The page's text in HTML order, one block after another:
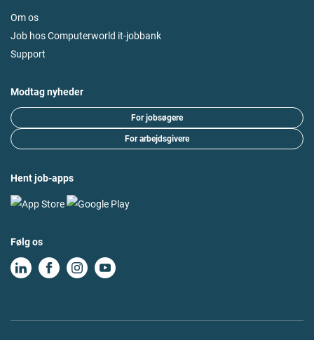
Om os
Job hos Computerworld it-jobbank
Support
Modtag nyheder
For jobsøgere
For arbejdsgivere
Hent job-apps
Følg os